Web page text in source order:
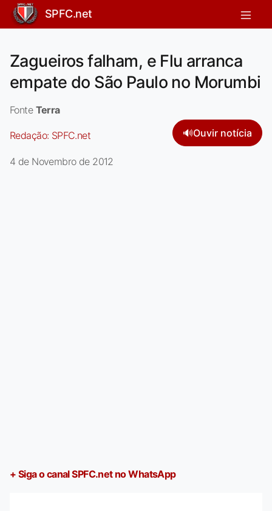
SPFC.net
Zagueiros falham, e Flu arranca
empate do São Paulo no Morumbi
Fonte Terra
Redação: SPFC.net 🔊Ouvir notícia
4 de Novembro de 2012
+ Siga o canal SPFC.net no WhatsApp